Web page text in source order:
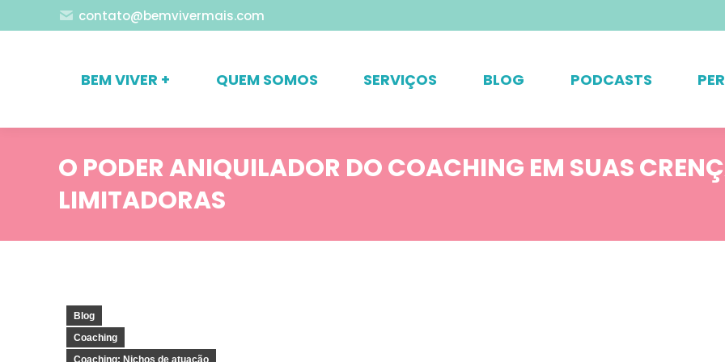
contato@bemvivermais.com
BEM VIVER + QUEM SOMOS SERVIÇOS BLOG PODCASTS
O PODER ANIQUILADOR DO COACHING EM SUAS
LIMITADORAS
Blog
Coaching
Coaching: Nichos de atuação